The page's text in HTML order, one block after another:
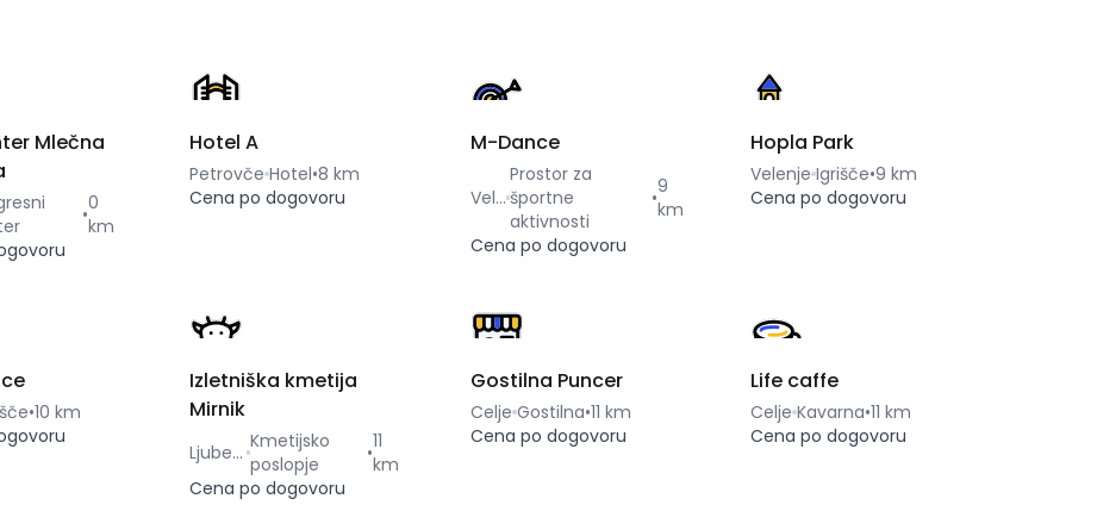
Mlečna
•0
km
Hotel A
Petrovče Hotel•8 km
Cena po dogovoru
M-Dance
Velenje
Prostor za
športne
aktivnosti
•9
km
Cena po dogovoru
Hopla Park
Velenje Igrišče•9 km
Cena po dogovoru
•10 km
Izletniška kmetija
Mirnik
Ljubečna Kmetijsko
poslopje
•11
km
Cena po dogovoru
Gostilna Puncer
Celje Gostilna•11 km
Cena po dogovoru
Life caffe
Celje Kavarna•11 km
Cena po dogovoru